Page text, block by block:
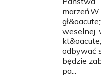
marzeń.W
weselnej,
odbywać
będzie
pa...